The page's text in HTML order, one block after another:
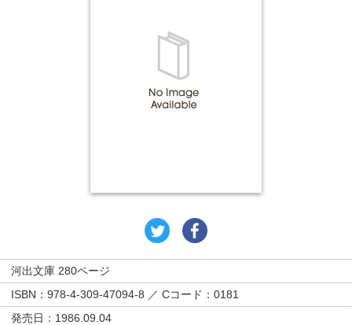
河出文庫 280ページ
ISBN：978-4-309-47094-8 ／ Cコード：0181
発売日：1986.09.04